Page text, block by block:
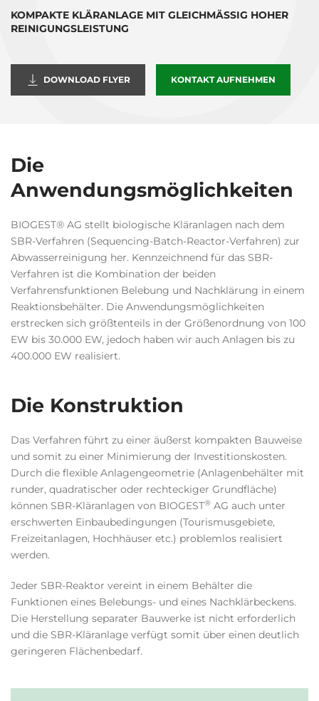
KOMPAKTE KLÄRANLAGE MIT GLEICHMÄSSIG HOHER R
EINIGUNGSLEISTUNG
DOWNLOAD FLYER KONTAKT AUFNEHMEN
Die
Anwendungsmöglichkeiten
BIOGEST® AG stellt biologische Kläranlagen nach dem
SBR-Verfahren (Sequencing-Batch-Reactor-Verfahren) zur
Abwasserreinigung her. Kennzeichnend für das SBR-
Verfahren ist die Kombination der beiden
Verfahrensfunktionen Belebung und Nachklärung in einem
Reaktionsbehälter. Die Anwendungsmöglichkeiten
erstrecken sich größtenteils in der Größenordnung von 100
EW bis 30.000 EW, jedoch haben wir auch Anlagen bis zu
400.000 EW realisiert.
Die Konstruktion
Das Verfahren führt zu einer äußerst kompakten Bauweise
und somit zu einer Minimierung der Investitionskosten.
Durch die flexible Anlagengeometrie (Anlagenbehälter mit
runder, quadratischer oder rechteckiger Grundfläche)
können SBR-Kläranlagen von BIOGEST® AG auch unter
erschwerten Einbaubedingungen (Tourismusgebiete,
Freizeitanlagen, Hochhäuser etc.) problemlos realisiert
werden.
Jeder SBR-Reaktor vereint in einem Behälter die
Funktionen eines Belebungs- und eines Nachklärbeckens.
Die Herstellung separater Bauwerke ist nicht erforderlich
und die SBR-Kläranlage verfügt somit über einen deutlich
geringeren Flächenbedarf.